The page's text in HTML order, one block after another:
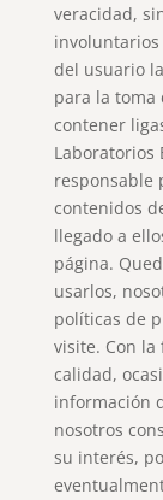
veracidad,
del usuario
para la toma
contener
Laboratorios
responsable
contenidos
llegado a
página.
usarlos,
políticas de
visite. Con
calidad,
información
nosotros
su interés,